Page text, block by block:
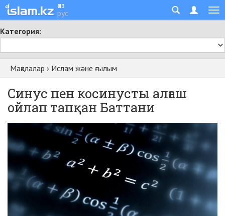
қаз
рус
Категория:
Мақалалар › Ислам және ғылым
Синус пен косинусты алғаш
ойлап тапқан Баттани